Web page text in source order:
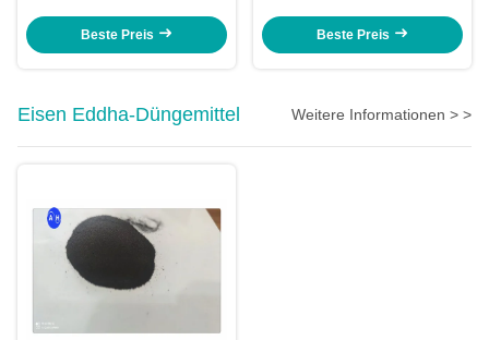
Beste Preis
Beste Preis
Eisen Eddha-Düngemittel Weitere Informationen > >